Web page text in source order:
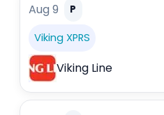
Aug 9 P
Viking XPRS
Viking Line